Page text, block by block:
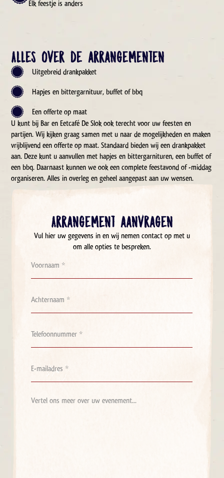
Elk feestje is anders
Alles over de arrangementen
Uitgebreid drankpakket
Hapjes en bittergarnituur, buffet of bbq
Een offerte op maat
U kunt bij Bar en Eetcafé De Slok ook terecht voor uw feesten en
partijen. Wij kijken graag samen met u naar de mogelijkheden en maken
vrijblijvend een offerte op maat. Standaard bieden wij een drankpakket
aan. Deze kunt u aanvullen met hapjes en bittergarnituren, een buffet of
een bbq. Daarnaast kunnen we ook een complete feestavond of -middag
organiseren. Alles in overleg en geheel aangepast aan uw wensen.
Arrangement aanvragen
Vul hier uw gegevens in en wij nemen contact op met u
om alle opties te bespreken.
mailadres
Over